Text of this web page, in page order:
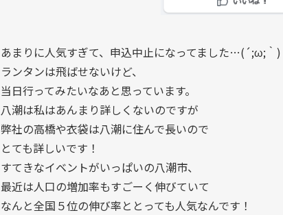
あまりに人気すぎて、申込中止になってました…(´;ω;｀)
ランタンは飛ばせないけど、
当日行ってみたいなあと思っています。
八潮は私はあんまり詳しくないのですが
弊社の高橋や衣袋は八潮に住んで長いので
とても詳しいです！
すてきなイベントがいっぱいの八潮市、
最近は人口の増加率もすごーく伸びていて
なんと全国５位の伸び率ととっても人気なんです！